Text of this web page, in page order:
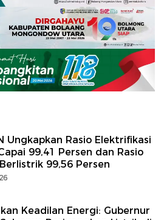
Ungkapkan Rasio Elektrifikasi
99,41 Persen dan Rasio
99,56 Persen
Keadilan Energi: Gubernur